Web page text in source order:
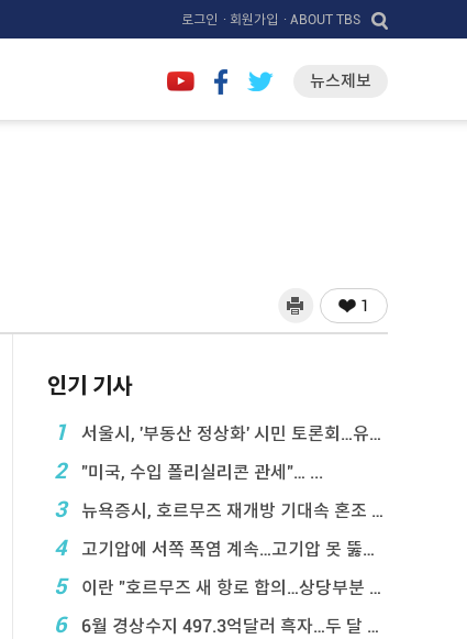
로그인 · 회원가입 · ABOUT TBS
뉴스제보
1
인기 기사
1
서울시, '부동산 정상화' 시민 토론회…유튜브 생중계
2 "미국, 수입 폴리실리콘 관세"… ...
3 뉴욕증시, 호르무즈 재개방 기대속 혼조 마감…나스닥 ...
4 고기압에 서쪽 폭염 계속…고기압 못 뚫은 태풍은 상 ...
5 이란 "호르무즈 새 항로 합의…상당부분 이 ...
6 6월 경상수지 497.3억달러 흑자…두 달 연속 역 ...